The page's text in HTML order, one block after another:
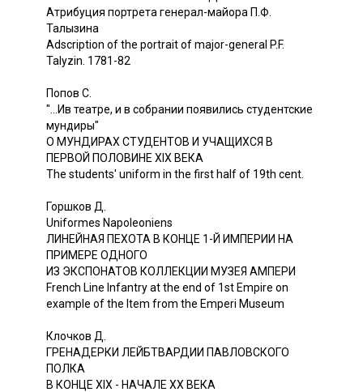
Атрибуция портрета генерал-майора П.Ф.
Талызина
Adscription of the portrait of major-general P.F.
Talyzin. 1781-82
Попов С.
"...Ив театре, и в собрании появились студентские
мундиры"
О МУНДИРАХ СТУДЕНТОВ И УЧАЩИХСЯ В
ПЕРВОЙ ПОЛОВИНЕ XIX ВЕКА
The students' uniform in the first half of 19th cent.
Горшков Д.
Uniformes Napoleoniens
ЛИНЕЙНАЯ ПЕХОТА В КОНЦЕ 1-Й ИМПЕРИИ НА
ПРИМЕРЕ ОДНОГО
ИЗ ЭКСПОНАТОВ КОЛЛЕКЦИИ МУЗЕЯ АМПЕРИ
French Line Infantry at the end of 1st Empire on
example of the Item from the Emperi Museum
Клочков Д.
ГРЕНАДЕРКИ ЛЕЙБТВАРДИИ ПАВЛОВСКОГО
ПОЛКА
В КОНЦЕ XIX - НАЧАЛЕ XX ВЕКА